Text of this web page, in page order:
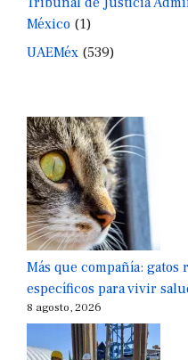
México (1)
UAEMéx (539)
Más que compañía:
específicos para vivir
8 agosto, 2026